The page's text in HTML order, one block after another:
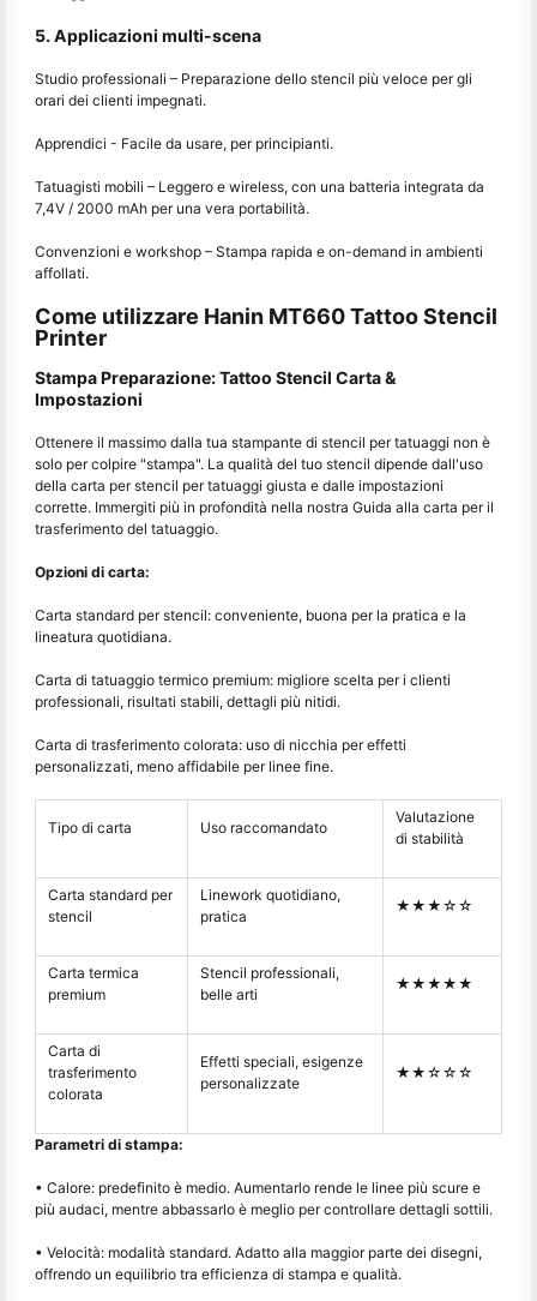
5. Applicazioni multi-scena
Studio professionali – Preparazione dello stencil più veloce per gli
orari dei clienti impegnati.
Apprendici - Facile da usare, per principianti.
Tatuagisti mobili – Leggero e wireless, con una batteria integrata da
7,4V / 2000 mAh per una vera portabilità.
Convenzioni e workshop – Stampa rapida e on-demand in ambienti
affollati.
Come utilizzare Hanin MT660 Tattoo Stencil
Printer
Stampa Preparazione: Tattoo Stencil Carta &
Impostazioni
Ottenere il massimo dalla tua stampante di stencil per tatuaggi non è
solo per colpire "stampa". La qualità del tuo stencil dipende dall'uso
della carta per stencil per tatuaggi giusta e dalle impostazioni
corrette. Immergiti più in profondità nella nostra Guida alla carta per il
trasferimento del tatuaggio.
Opzioni di carta:
Carta standard per stencil: conveniente, buona per la pratica e la
lineatura quotidiana.
Carta di tatuaggio termico premium: migliore scelta per i clienti
professionali, risultati stabili, dettagli più nitidi.
Carta di trasferimento colorata: uso di nicchia per effetti
personalizzati, meno affidabile per linee fine.
Tipo di carta Uso raccomandato
Valutazione
di stabilità
Carta standard per
stencil
Linework quotidiano,
pratica
★★★☆☆
Carta termica
premium
Stencil professionali,
belle arti
★★★★★
Carta di
trasferimento
colorata
Effetti speciali, esigenze
personalizzate
★★☆☆☆
Parametri di stampa:
• Calore: predefinito è medio. Aumentarlo rende le linee più scure e
più audaci, mentre abbassarlo è meglio per controllare dettagli sottili.
• Velocità: modalità standard. Adatto alla maggior parte dei disegni,
offrendo un equilibrio tra efficienza di stampa e qualità.